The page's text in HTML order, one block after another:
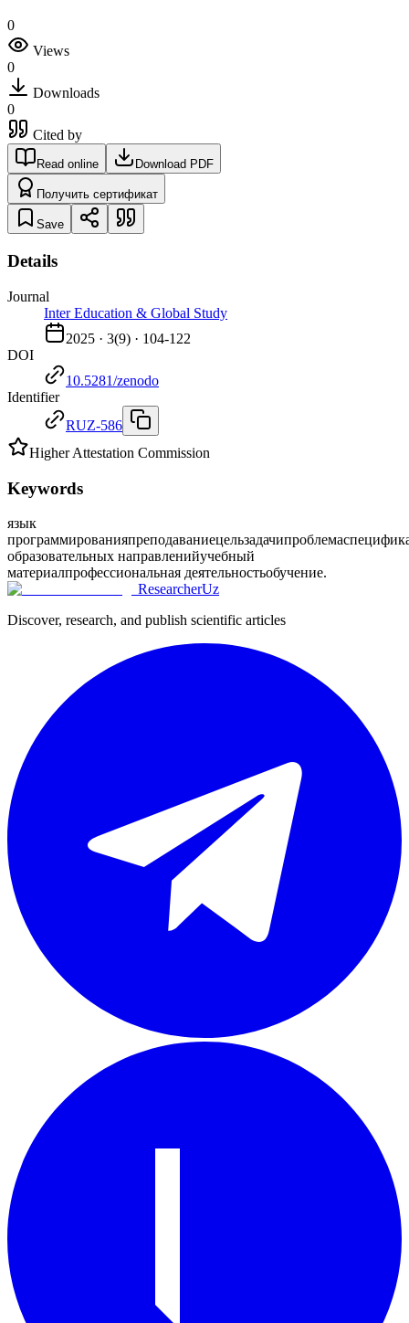
0
Views
0
Downloads
0
Cited by
Read online Download PDF
Получить сертификат
Save
Details
Journal
Inter Education & Global Study
2025 · 3(9) · 104-122
DOI
10.5281/zenodo
Identifier
RUZ-586
Higher Attestation Commission
Keywords
язык
программированияпреподаваниецельзадачипроблема
образовательных направленийучебный
материалпрофессиональная деятельностьобучение.
ResearcherUz
Discover, research, and publish scientific articles